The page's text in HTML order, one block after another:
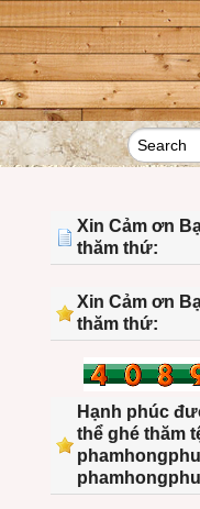
Xin Cảm ơn
thăm thứ:
Xin Cảm ơn
thăm thứ:
Hạnh phúc
thể ghé thăm